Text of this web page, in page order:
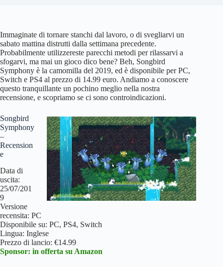
Immaginate di tornare stanchi dal lavoro, o di svegliarvi un
sabato mattina distrutti dalla settimana precedente.
Probabilmente utilizzereste parecchi metodi per rilassarvi a
sfogarvi, ma mai un gioco dico bene? Beh, Songbird
Symphony è la camomilla del 2019, ed è disponibile per PC,
Switch e PS4 al prezzo di 14.99 euro. Andiamo a conoscere
questo tranquillante un pochino meglio nella nostra
recensione, e scopriamo se ci sono controindicazioni.
Songbird
Symphony
–
Recension
e
Data di
uscita:
25/07/201
9
Versione
recensita: PC
Disponibile su: PC, PS4, Switch
Lingua: Inglese
Prezzo di lancio: €14.99
Sponsor: in offerta su Amazon